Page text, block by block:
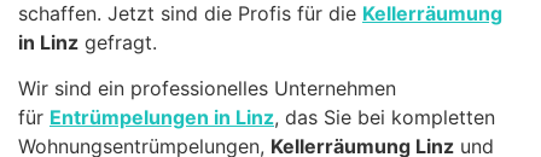
schaffen. Jetzt sind die Profis für die Kellerräumung
in Linz gefragt.
Wir sind ein professionelles Unternehmen
für Entrümpelungen in Linz, das Sie bei kompletten
Wohnungsentrümpelungen, Kellerräumung Linz und